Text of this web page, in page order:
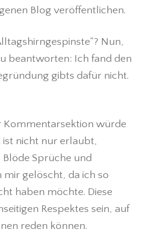
Blog veröffentlichen.
Nun,
beantworten: Ich fand den
gibts dafür nicht.
Kommentarsektion würde
ist nicht nur erlaubt,
Sprüche und
mir gelöscht, da ich so
haben möchte. Diese
Respektes sein, auf
reden können.